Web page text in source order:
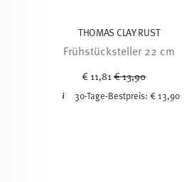
THOMAS CLAY RUST
Frühstücksteller 22 cm
€ 11,81Price reduced from
€ 13,90
30-Tage-Bestpreis: € 13,90